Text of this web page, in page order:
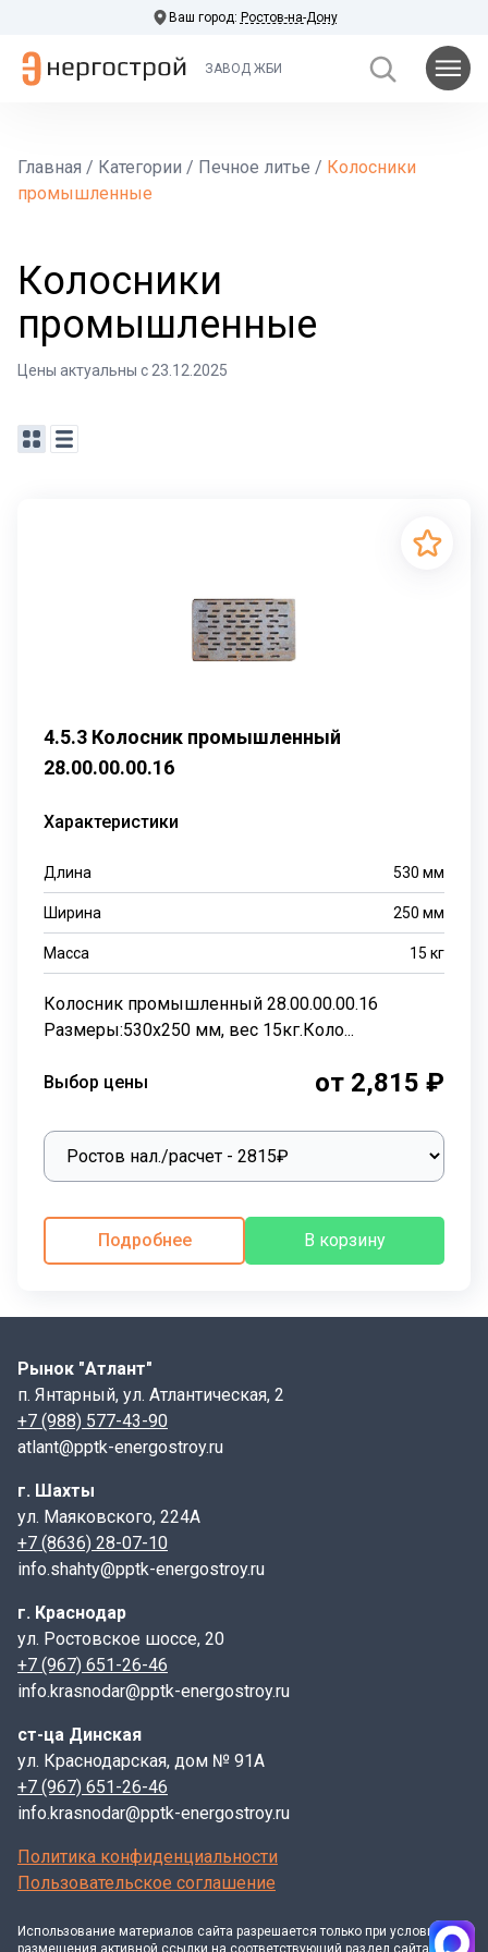
Ваш город: Ростов-на-Дону
ЗАВОД ЖБИ
Главная / Категории / Печное литье / Колосники
промышленные
Колосники
промышленные
Цены актуальны с 23.12.2025
4.5.3 Колосник промышленный
28.00.00.00.16
Характеристики
Длина 530 мм
Ширина 250 мм
Масса 15 кг
Колосник промышленный 28.00.00.00.16
Размеры:530х250 мм, вес 15кг.Коло...
Выбор цены от 2,815 ₽
Подробнее В корзину
Рынок "Атлант"
п. Янтарный, ул. Атлантическая, 2
+7 (988) 577-43-90
atlant@pptk-energostroy.ru
г. Шахты
ул. Маяковского, 224А
+7 (8636) 28-07-10
info.shahty@pptk-energostroy.ru
г. Краснодар
ул. Ростовское шоссе, 20
+7 (967) 651-26-46
info.krasnodar@pptk-energostroy.ru
ст-ца Динская
ул. Краснодарская, дом № 91А
+7 (967) 651-26-46
info.krasnodar@pptk-energostroy.ru
Политика конфиденциальности
Пользовательское соглашение
Использование материалов сайта разрешается только при условии
размещения активной ссылки на соответствующий раздел сайта и